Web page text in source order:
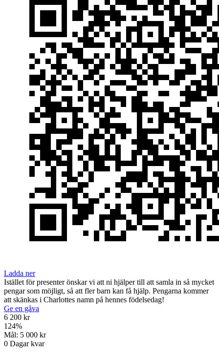
Ladda ner
Istället för presenter önskar vi att ni hjälper till att samla in så mycket
pengar som möjligt, så att fler barn kan få hjälp. Pengarna kommer
att skänkas i Charlottes namn på hennes födelsedag!
Ge en gåva
6 200 kr
124%
Mål: 5 000 kr
0 Dagar kvar